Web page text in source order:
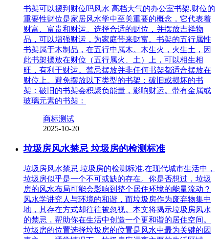
书架可以摆到财位吗风水 高档大气的办公室书架,财位的
重要性财位是家居风水学中至关重要的概念，它代表着
财富、富贵和财运。选择合适的财位，并摆放吉祥物
品，可以增强财运，为家庭带来财富。书架的五行属性
书架属于木制品，在五行中属木。木生火，火生土，因
此书架摆放在财位（五行属火、土）上，可以相生相
旺，有利于财运。禁忌摆放并非任何书架都适合摆放在
财位上。避免摆放以下类型的书架：破旧或损坏的书
架：破旧的书架会积聚负能量，影响财运。带有金属或
玻璃元素的书架：
商标测试
2025-10-20
垃圾房风水禁忌 垃圾房的检测标准
垃圾房风水禁忌 垃圾房的检测标准,在现代城市生活中，
垃圾房似乎是一个不可或缺的存在。你是否想过，垃圾
房的风水布局可能会影响到整个居住环境的能量流动？
风水学讲究人与环境的和谐，而垃圾房作为废弃物集中
地，其存在方式却往往被忽视。本文将揭示垃圾房风水
的禁忌，帮助你在生活中创造一个更和谐的居住空间。
垃圾房的位置选择垃圾房的位置是风水中最为关键的因